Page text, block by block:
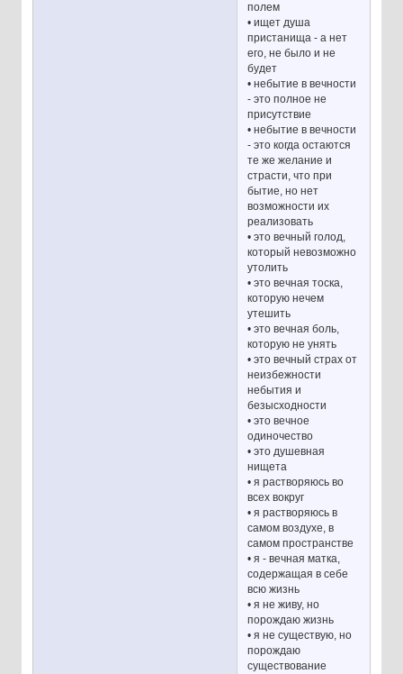
полем
• ищет душа
пристанища - а нет
его, не было и не
будет
• небытие в вечности
- это полное не
присутствие
• небытие в вечности
- это когда остаются
те же желание и
страсти, что при
бытие, но нет
возможности их
реализовать
• это вечный голод,
который невозможно
утолить
• это вечная тоска,
которую нечем
утешить
• это вечная боль,
которую не унять
• это вечный страх от
неизбежности
небытия и
безысходности
• это вечное
одиночество
• это душевная
нищета
• я растворяюсь во
всех вокруг
• я растворяюсь в
самом воздухе, в
самом пространстве
• я - вечная матка,
содержащая в себе
всю жизнь
• я не живу, но
порождаю жизнь
• я не существую, но
порождаю
существование